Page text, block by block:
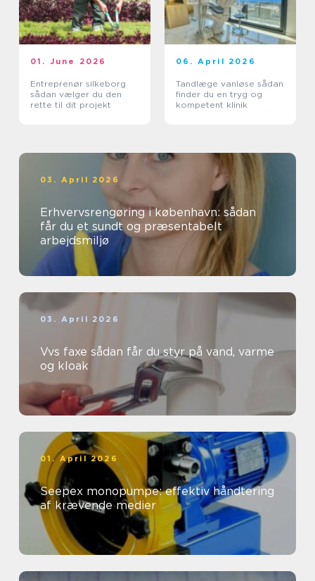
01. June 2026
Entreprenør silkeborg
sådan vælger du den
rette til dit projekt
06. April 2026
Tandlæge vanløse sådan
finder du en tryg og
kompetent klinik
03. April 2026
Erhvervsrengøring i københavn: sådan
får du et sundt og præsentabelt
arbejdsmiljø
03. April 2026
Vvs faxe sådan får du styr på vand, varme
og kloak
01. April 2026
Seepex monopumpe: effektiv håndtering
af krævende medier